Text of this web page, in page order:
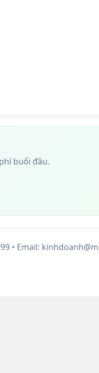
buổi đầu.
• Email: